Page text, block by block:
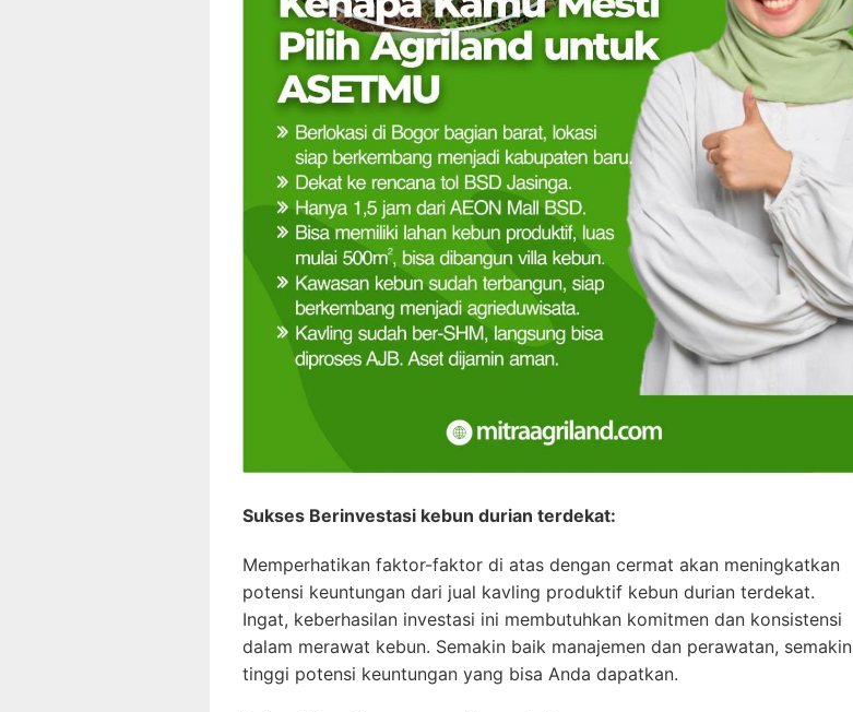
Sukses Berinvestasi kebun durian terdekat:
Memperhatikan faktor-faktor di atas dengan cermat akan meningkatkan
potensi keuntungan dari jual kavling produktif kebun durian terdekat.
Ingat, keberhasilan investasi ini membutuhkan komitmen dan konsistensi
dalam merawat kebun. Semakin baik manajemen dan perawatan, semakin
tinggi potensi keuntungan yang bisa Anda dapatkan.